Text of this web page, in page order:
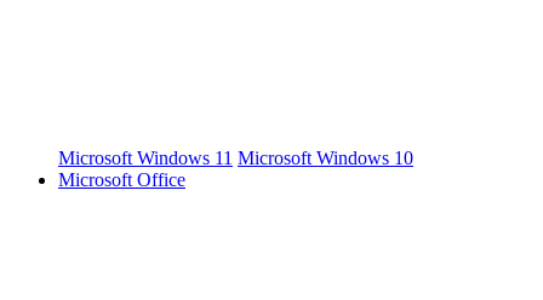
Microsoft Windows 11 Microsoft Windows 10
Microsoft Office